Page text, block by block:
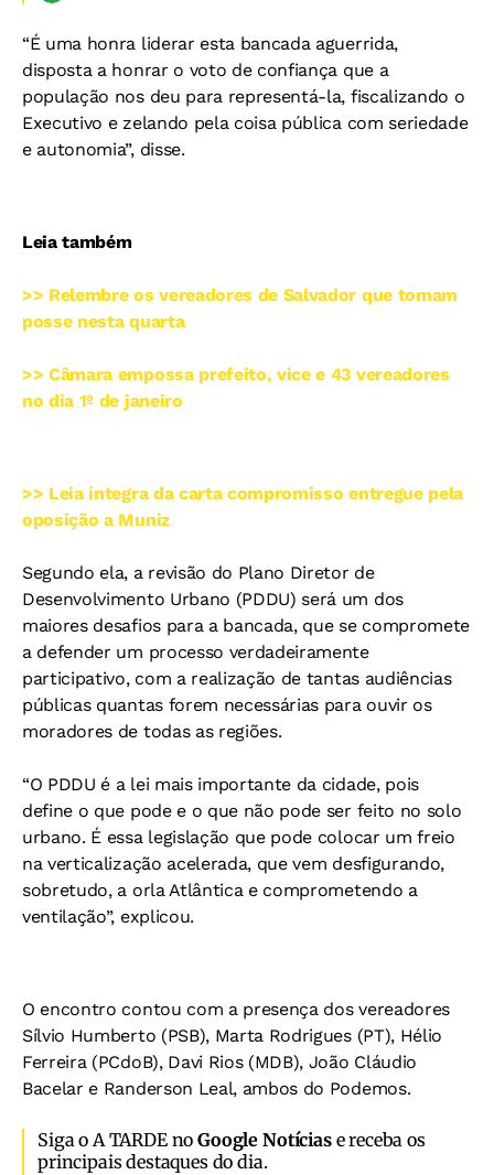
“É uma honra liderar esta bancada aguerrida,
disposta a honrar o voto de confiança que a
população nos deu para representá-la, fiscalizando o
Executivo e zelando pela coisa pública com seriedade
e autonomia”, disse.
Leia também
>> Relembre os vereadores de Salvador que tomam
posse nesta quarta
>> Câmara empossa prefeito, vice e 43 vereadores
no dia 1º de janeiro
>> Leia íntegra da carta compromisso entregue pela
oposição a Muniz
Segundo ela, a revisão do Plano Diretor de
Desenvolvimento Urbano (PDDU) será um dos
maiores desafios para a bancada, que se compromete
a defender um processo verdadeiramente
participativo, com a realização de tantas audiências
públicas quantas forem necessárias para ouvir os
moradores de todas as regiões.
“O PDDU é a lei mais importante da cidade, pois
define o que pode e o que não pode ser feito no solo
urbano. É essa legislação que pode colocar um freio
na verticalização acelerada, que vem desfigurando,
sobretudo, a orla Atlântica e comprometendo a
ventilação”, explicou.
O encontro contou com a presença dos vereadores
Sílvio Humberto (PSB), Marta Rodrigues (PT), Hélio
Ferreira (PCdoB), Davi Rios (MDB), João Cláudio
Bacelar e Randerson Leal, ambos do Podemos.
Siga o A TARDE noGoogle Notíciase receba os
principais destaques do dia.